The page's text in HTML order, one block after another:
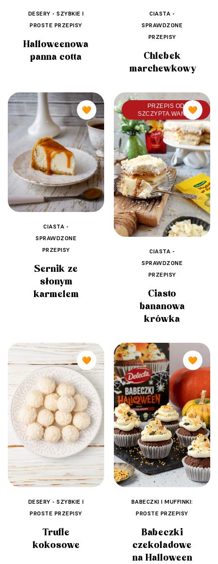
DESERY - SZYBKIE I
PROSTE PRZEPISY
Halloweenowa
panna cotta
CIASTA -
SPRAWDZONE
PRZEPISY
Chlebek
marchewkowy
🧡
CIASTA -
SPRAWDZONE
PRZEPISY
Sernik ze
słonym
karmelem
PRZEPIS OD
SZCZYPTA.WANILII
🧡
CIASTA -
SPRAWDZONE
PRZEPISY
Ciasto
bananowa
krówka
🧡
DESERY - SZYBKIE I
PROSTE PRZEPISY
Trufle
kokosowe
🧡
BABECZKI I MUFFINKI:
PROSTE PRZEPISY
Babeczki
czekoladowe
na Halloween